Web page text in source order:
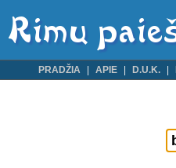
PRADŽIA APIE D.U.K.